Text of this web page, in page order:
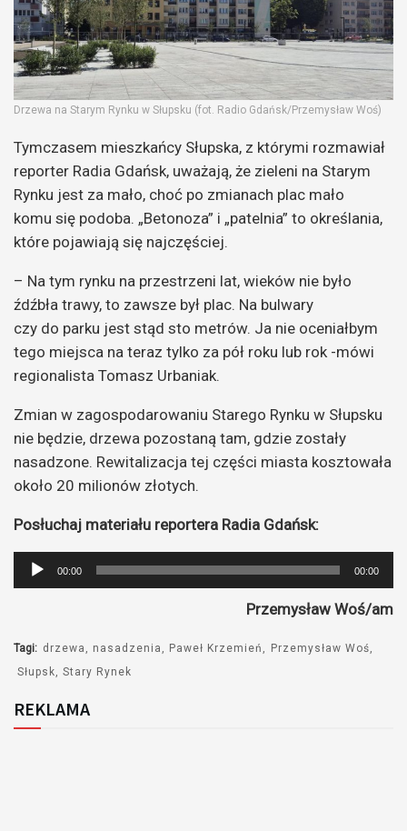
Drzewa na Starym Rynku w Słupsku (fot. Radio Gdańsk/Przemysław Woś)
Tymczasem mieszkańcy Słupska, z którymi rozmawiał
reporter Radia Gdańsk, uważają, że zieleni na Starym
Rynku jest za mało, choć po zmianach plac mało
komu się podoba. „Betonoza” i „patelnia” to określania,
które pojawiają się najczęściej.
– Na tym rynku na przestrzeni lat, wieków nie było
źdźbła trawy, to zawsze był plac. Na bulwary
czy do parku jest stąd sto metrów. Ja nie oceniałbym
tego miejsca na teraz tylko za pół roku lub rok -mówi
regionalista Tomasz Urbaniak.
Zmian w zagospodarowaniu Starego Rynku w Słupsku
nie będzie, drzewa pozostaną tam, gdzie zostały
nasadzone. Rewitalizacja tej części miasta kosztowała
około 20 milionów złotych.
Posłuchaj materiału reportera Radia Gdańsk:
Odtwarzacz
plików
00:00 00:00
Przemysław Woś/am
Tagi: drzewa nasadzenia Paweł Krzemień
Przemysław Woś
Słupsk
Stary Rynek
REKLAMA